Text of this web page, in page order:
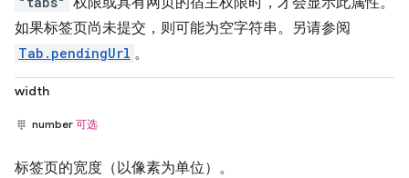
如果标签页尚未提交，则可能为空字符串。另请参阅
Tab.pendingUrl 。
width
number 可选
标签页的宽度（以像素为单位）。